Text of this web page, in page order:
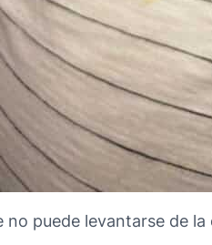
puede levantarse de